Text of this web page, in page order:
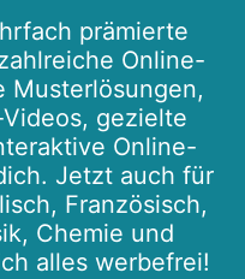
prämierte
Online-
Musterlösungen,
gezielte
Online-
Jetzt auch für
Französisch,
Chemie und
alles werbefrei!